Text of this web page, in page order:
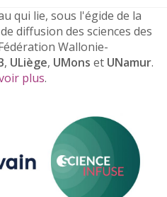
qui lie, sous l'égide de la
diffusion des sciences des
Wallonie-
, ULiège, UMons et UNamur.
plus.